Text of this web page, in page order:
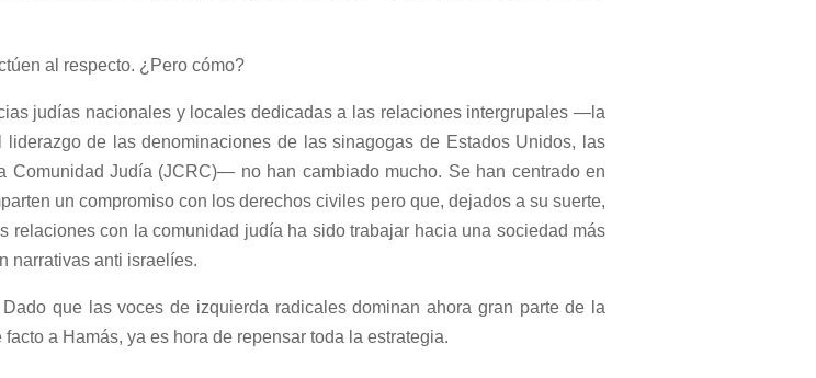
al respecto. ¿Pero cómo?
judías nacionales y locales dedicadas a las relaciones intergrupales —la
de las denominaciones de las sinagogas de Estados Unidos, las
Comunidad Judía (JCRC)— no han cambiado mucho. Se han centrado en
un compromiso con los derechos civiles pero que, dejados a su suerte,
relaciones con la comunidad judía ha sido trabajar hacia una sociedad más
narrativas anti israelíes.
que las voces de izquierda radicales dominan ahora gran parte de la
a Hamás, ya es hora de repensar toda la estrategia.